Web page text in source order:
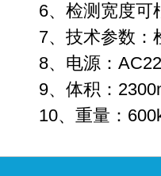
6、检测宽度可
7、技术参数：
8、电源：
9、体积：
10、重量：